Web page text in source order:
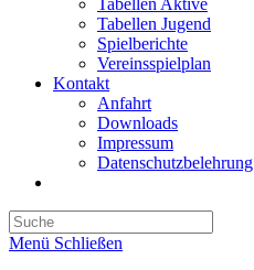
Tabellen Aktive
Tabellen Jugend
Spielberichte
Vereinsspielplan
Kontakt
Anfahrt
Downloads
Impressum
Datenschutzbelehrung
search
Menü Schließen